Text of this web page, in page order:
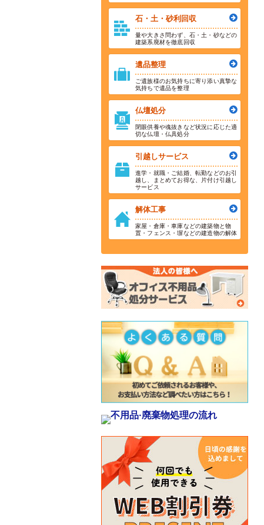
石・土・砂利回収
量や大きさ問わず、石・土・砂などの
建築系廃材を徹底回収
遺品整理
ご遺族様のお気持ちに寄り添い真摯な
気持ちで遺品を整理
仏壇処分
閉眼供養や魂抜きなど状況に応じた適
切な仏壇・仏具処分
引越しサービス
進学・就職・ご結婚、転勤などのお引
越し、まとめてお得な、片付け引越し
サービス
解体工事
家屋・倉庫・車庫などの建築物と物
置・フェンス・塀などの建造物の解体